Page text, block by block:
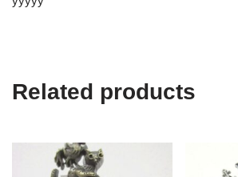
Related products